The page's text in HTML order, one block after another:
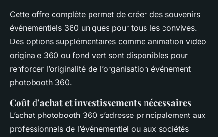
Cette offre complète permet de créer des souvenirs
événementiels 360 uniques pour tous les convives.
Des options supplémentaires comme animation vidéo
originale 360 ou fond vert sont disponibles pour
renforcer l’originalité de l’organisation événement
photobooth 360.
Coût d’achat et investissements nécessaires
L’achat photobooth 360 s’adresse principalement aux
professionnels de l’événementiel ou aux sociétés